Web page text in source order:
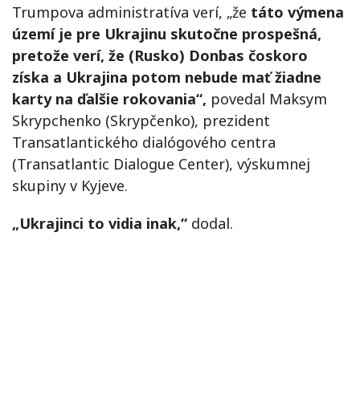
Trumpova administratíva verí, „že táto výmena
území je pre Ukrajinu skutočne prospešná,
pretože verí, že (Rusko) Donbas čoskoro
získa a Ukrajina potom nebude mať žiadne
karty na ďalšie rokovania“, povedal Maksym
Skrypchenko (Skrypčenko), prezident
Transatlantického dialógového centra
(Transatlantic Dialogue Center), výskumnej
skupiny v Kyjeve.
„Ukrajinci to vidia inak,“ dodal.